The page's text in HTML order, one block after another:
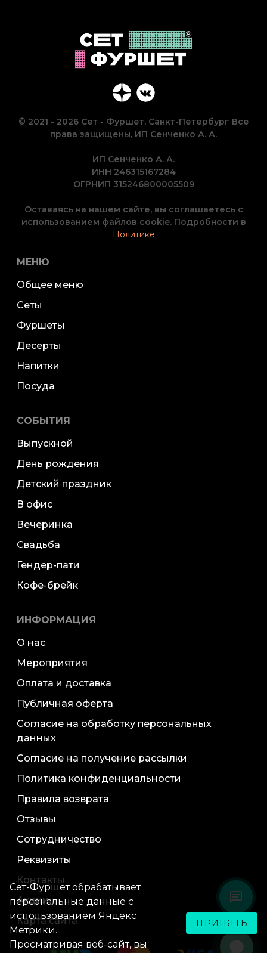
© 2021 - 2026 Сет - Фуршет, Санкт-Петербург Все
права защищены, ИП Сенченко А. А.
ИП Сенченко А. А.
ИНН 246315167284
ОГРНИП 315246800005509
Оставаясь на нашем сайте, вы соглашаетесь с
использованием файлов cookie. Подробности в
Политике
МЕНЮ
Общее меню
Сеты
Фуршеты
Десерты
Напитки
Посуда
СОБЫТИЯ
Выпускной
День рождения
Детский праздник
В офис
Вечеринка
Свадьба
Гендер-пати
Кофе-брейк
ИНФОРМАЦИЯ
О нас
Мероприятия
Оплата и доставка
Публичная оферта
Согласие на обработку персональных
данных
Согласие на получение рассылки
Политика конфиденциальности
Правила возврата
Отзывы
Сотрудничество
Реквизиты
Контакты
Акции
Карта сайта
Сет-Фуршет обрабатывает
персональные данные с
использованием Яндекс
Метрики.
Просматривая веб-сайт, вы
ПРИНЯТЬ